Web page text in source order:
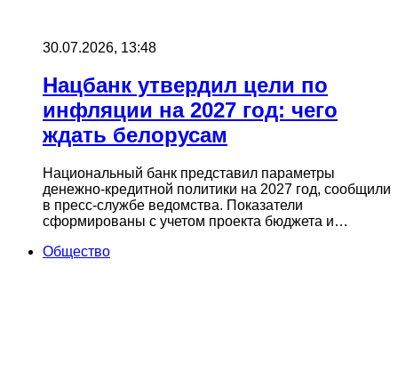
30.07.2026, 13:48
Нацбанк утвердил цели по
инфляции на 2027 год: чего
ждать белорусам
Национальный банк представил параметры
денежно-кредитной политики на 2027 год, сообщили
в пресс-службе ведомства. Показатели
сформированы с учетом проекта бюджета и…
Общество